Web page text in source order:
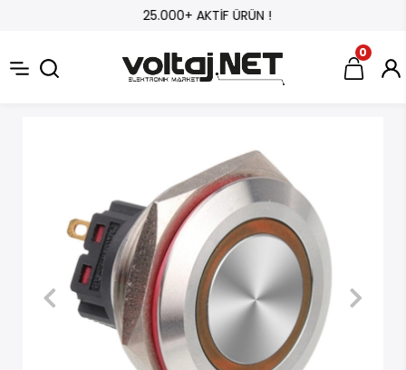
25.000+ AKTİF ÜRÜN !
0